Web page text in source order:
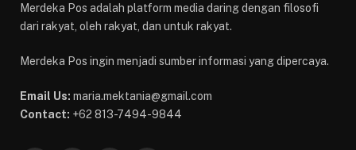
Merdeka Pos adalah platform media daring dengan filosofi
dari rakyat, oleh rakyat, dan untuk rakyat.
Merdeka Pos ingin menjadi sumber informasi yang dipercaya.
Email Us: maria.mektania@gmail.com
Contact: +62 813-7494-9844